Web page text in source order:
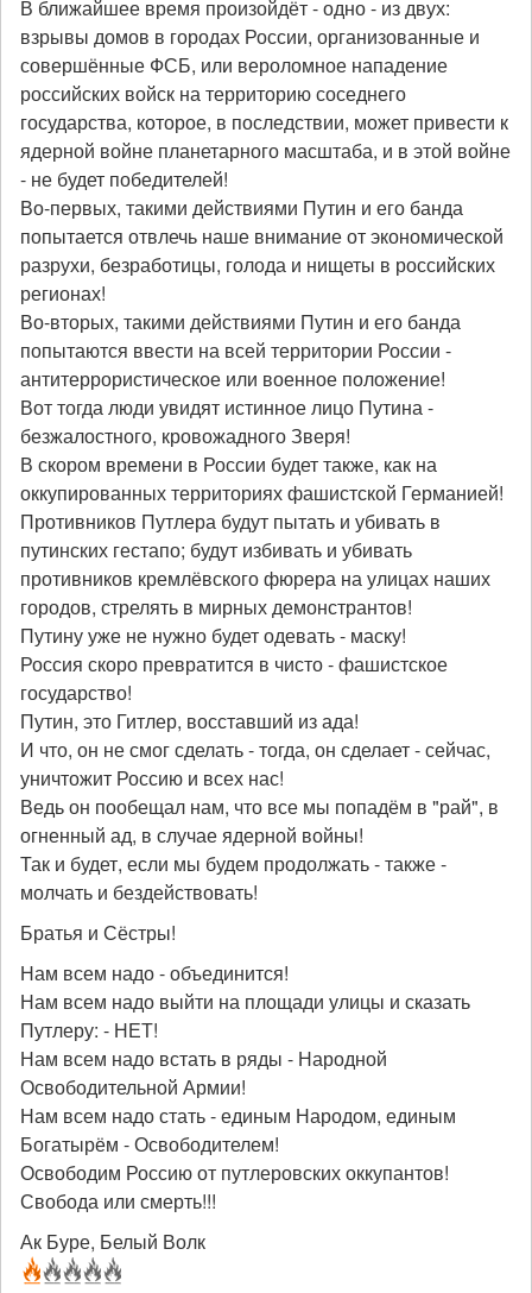
В ближайшее время произойдёт - одно - из двух:
взрывы домов в городах России, организованные и
совершённые ФСБ, или вероломное нападение
российских войск на территорию соседнего
государства, которое, в последствии, может привести к
ядерной войне планетарного масштаба, и в этой войне
- не будет победителей!
Во-первых, такими действиями Путин и его банда
попытается отвлечь наше внимание от экономической
разрухи, безработицы, голода и нищеты в российских
регионах!
Во-вторых, такими действиями Путин и его банда
попытаются ввести на всей территории России -
антитеррористическое или военное положение!
Вот тогда люди увидят истинное лицо Путина -
безжалостного, кровожадного Зверя!
В скором времени в России будет также, как на
оккупированных территориях фашистской Германией!
Противников Путлера будут пытать и убивать в
путинских гестапо; будут избивать и убивать
противников кремлёвского фюрера на улицах наших
городов, стрелять в мирных демонстрантов!
Путину уже не нужно будет одевать - маску!
Россия скоро превратится в чисто - фашистское
государство!
Путин, это Гитлер, восставший из ада!
И что, он не смог сделать - тогда, он сделает - сейчас,
уничтожит Россию и всех нас!
Ведь он пообещал нам, что все мы попадём в "рай", в
огненный ад, в случае ядерной войны!
Так и будет, если мы будем продолжать - также -
молчать и бездействовать!
Братья и Сёстры!
Нам всем надо - объединится!
Нам всем надо выйти на площади улицы и сказать
Путлеру: - НЕТ!
Нам всем надо встать в ряды - Народной
Освободительной Армии!
Нам всем надо стать - единым Народом, единым
Богатырём - Освободителем!
Освободим Россию от путлеровских оккупантов!
Свобода или смерть!!!
Ак Буре, Белый Волк